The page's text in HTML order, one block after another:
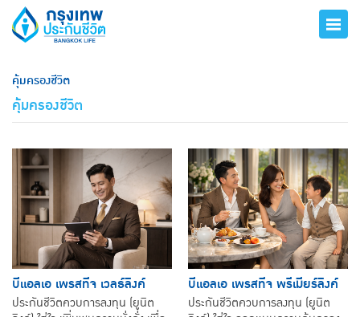
คุ้มครองชีวิต
คุ้มครองชีวิต
บีแอลเอ เพรสทีจ เวลธ์ลิงค์
ประกันชีวิตควบการลงทุน (ยูนิต
บีแอลเอ เพรสทีจ พรีเมียร์ลิงค์
ประกันชีวิตควบการลงทุน (ยูนิต